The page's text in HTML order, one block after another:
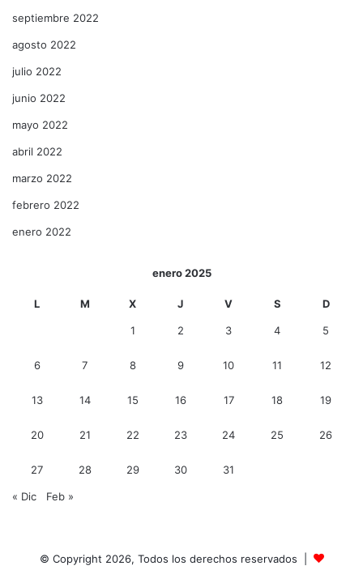
septiembre 2022
agosto 2022
julio 2022
junio 2022
mayo 2022
abril 2022
marzo 2022
febrero 2022
enero 2022
enero 2025
L M X J V S D
1 2 3 4 5
6 7 8 9 10 11 12
13 14 15 16 17 18 19
20 21 22 23 24 25 26
27 28 29 30 31
« Dic Feb »
© Copyright 2026, Todos los derechos reservados |